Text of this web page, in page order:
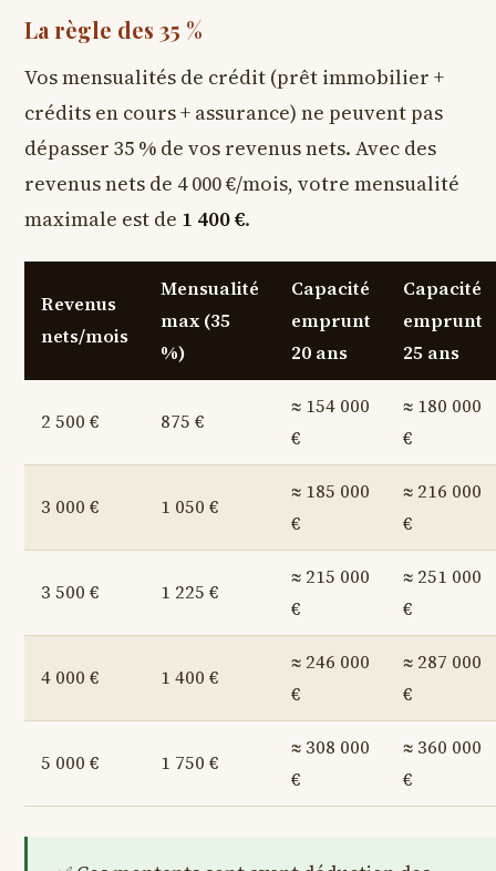
La règle des 35 %
Vos mensualités de crédit (prêt immobilier +
crédits en cours + assurance) ne peuvent pas
dépasser 35 % de vos revenus nets. Avec des
revenus nets de 4 000 €/mois, votre mensualité
maximale est de 1 400 €.
Revenus
nets/mois
Mensualité
max (35
%)
Capacité
emprunt
20 ans
Capacité
emprunt
25 ans
2 500 € 875 €
≈ 154 000
€
≈ 180 000
€
3 000 € 1 050 €
≈ 185 000
€
≈ 216 000
€
3 500 € 1 225 €
≈ 215 000
€
≈ 251 000
€
4 000 € 1 400 €
≈ 246 000
€
≈ 287 000
€
5 000 € 1 750 €
≈ 308 000
€
≈ 360 000
€